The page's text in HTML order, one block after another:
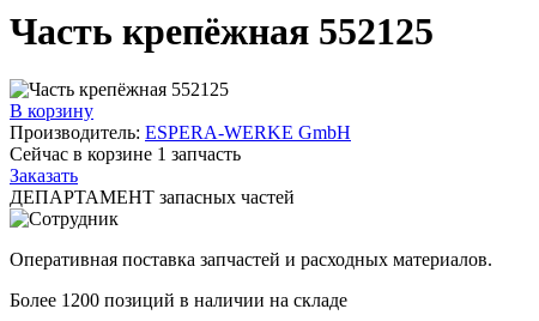
Часть крепёжная 552125
В корзину
Производитель: ESPERA-WERKE GmbH
Сейчас в корзине 1 запчасть
Заказать
ДЕПАРТАМЕНТ запасных частей
Оперативная поставка запчастей и расходных материалов.
Более 1200 позиций в наличии на складе